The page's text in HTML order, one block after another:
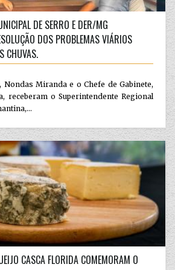
DE SERRO E DER/MG
DOS PROBLEMAS VIÁRIOS
CHUVAS.
Miranda e o Chefe de Gabinete,
receberam o Superintendente Regional
CASCA FLORIDA COMEMORAM O